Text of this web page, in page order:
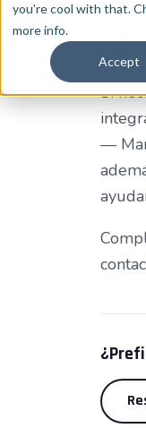
you’re cool with that.
more info.
Accept
Si
—